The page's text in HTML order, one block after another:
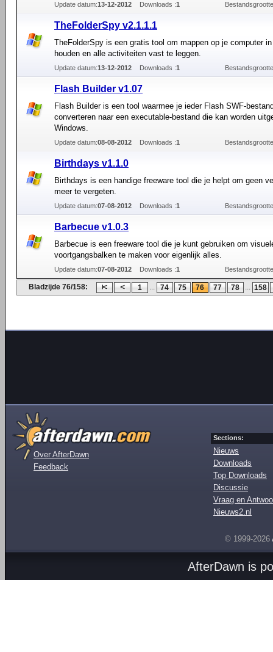
Update datum:13-12-2012 Downloads :1
TheFolderSpy v2.1.1.1
TheFolderSpy is een gratis tool om mappen op je computer
houden en alle activiteiten vast te leggen.
Update datum:13-12-2012 Downloads :1
Flash Builder v1.07
Flash Builder is een tool waarmee je ieder Flash SWF-
converteren naar een executable-bestand die kan worden
Windows.
Update datum:08-08-2012 Downloads :1
Birthdays v1.1.0
Birthdays is een handige freeware tool die je helpt om geen
meer te vergeten.
Update datum:07-08-2012 Downloads :1
Barbecue v1.0.3
Barbecue is een freeware tool die je kunt gebruiken om
voortgangsbalken te maken voor eigenlijk alles.
Update datum:07-08-2012 Downloads :1
Bladzijde 76/158: 1 ... 74 75 76 77 78 ... 158
Over AfterDawn
Feedback
Sections:
Nieuws
Downloads
Top Downloads
Discussie
Vraag en
Nieuws2.nl
© 1999-2026
AfterDawn is